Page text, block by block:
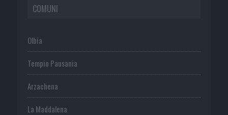
COMUNI
Olbia
Tempio Pausania
Arzachena
La Maddalena